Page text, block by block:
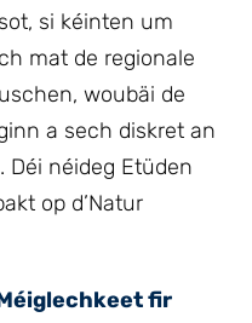
si kéinten um
mat de regionale
woubäi de
a sech diskret an
Déi néideg Etüden
op d’Natur
fir